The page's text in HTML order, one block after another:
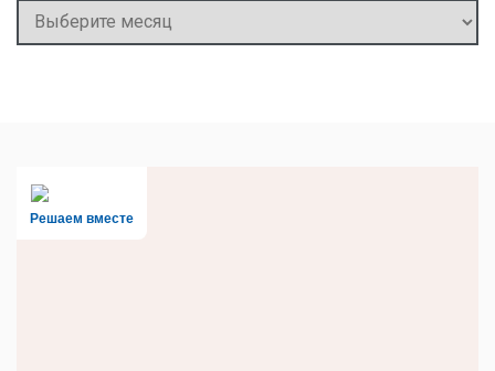
Архивы
Решаем вместе